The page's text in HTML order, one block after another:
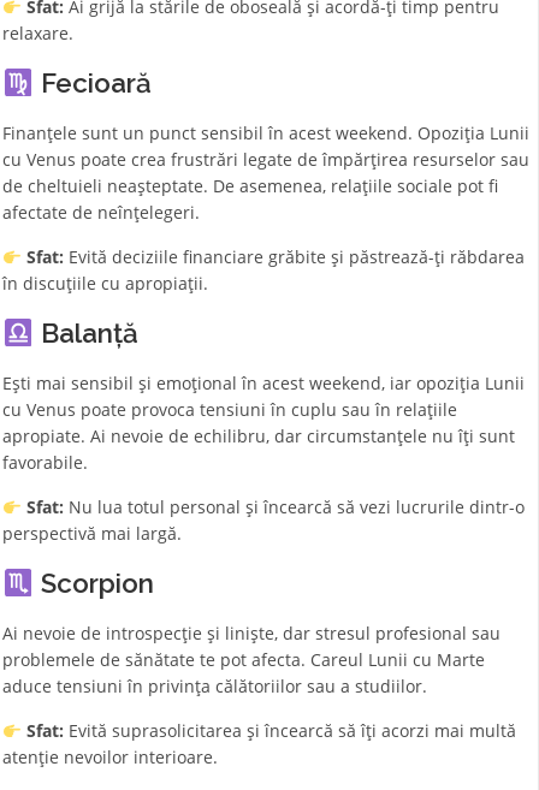
Sfat: Ai grijă la stările de oboseală și acordă-ți timp pentru
relaxare.
Fecioară
Finanțele sunt un punct sensibil în acest weekend. Opoziția Lunii
cu Venus poate crea frustrări legate de împărțirea resurselor sau
de cheltuieli neașteptate. De asemenea, relațiile sociale pot fi
afectate de neînțelegeri.
Sfat: Evită deciziile financiare grăbite și păstrează-ți răbdarea
în discuțiile cu apropiații.
Balanță
Ești mai sensibil și emoțional în acest weekend, iar opoziția Lunii
cu Venus poate provoca tensiuni în cuplu sau în relațiile
apropiate. Ai nevoie de echilibru, dar circumstanțele nu îți sunt
favorabile.
Sfat: Nu lua totul personal și încearcă să vezi lucrurile dintr-o
perspectivă mai largă.
Scorpion
Ai nevoie de introspecție și liniște, dar stresul profesional sau
problemele de sănătate te pot afecta. Careul Lunii cu Marte
aduce tensiuni în privința călătoriilor sau a studiilor.
Sfat: Evită suprasolicitarea și încearcă să îți acorzi mai multă
atenție nevoilor interioare.